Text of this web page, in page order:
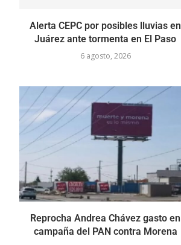
Alerta CEPC por posibles lluvias en
Juárez ante tormenta en El Paso
6 agosto, 2026
Reprocha Andrea Chávez gasto en
campaña del PAN contra Morena